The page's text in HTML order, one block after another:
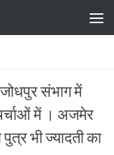
संभाग में
में । अजमेर
भी ज्यादती का